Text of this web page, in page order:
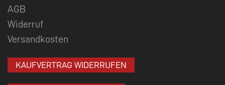
AGB
Widerruf
Versandkosten
KAUFVERTRAG WIDERRUFEN